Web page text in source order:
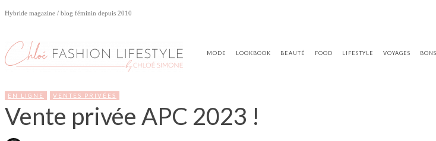
Hybride magazine / blog féminin depuis 2010
MODE LOOKBOOK BEAUTÉ FOOD LIFESTYLE VOYAGES
EN LIGNE VENTES PRIVÉES
Vente privée APC 2023 !